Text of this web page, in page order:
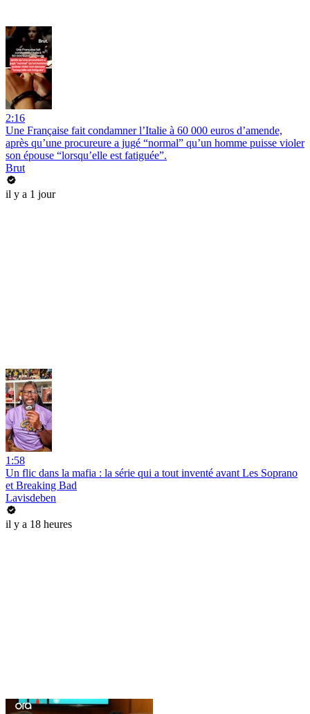
2:16
Une Française fait condamner l’Italie à 60 000 euros d’amende,
après qu’une procureure a jugé “normal” qu’un homme puisse violer
son épouse “lorsqu’elle est fatiguée”.
Brut
il y a 1 jour
1:58
Un flic dans la mafia : la série qui a tout inventé avant Les Soprano
et Breaking Bad
Lavisdeben
il y a 18 heures